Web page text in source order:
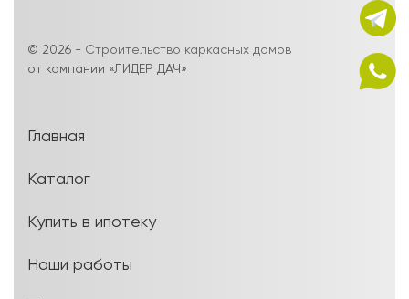
© 2026 - Строительство каркасных домов
от компании «ЛИДЕР ДАЧ»
Главная
Каталог
Купить в ипотеку
Наши работы